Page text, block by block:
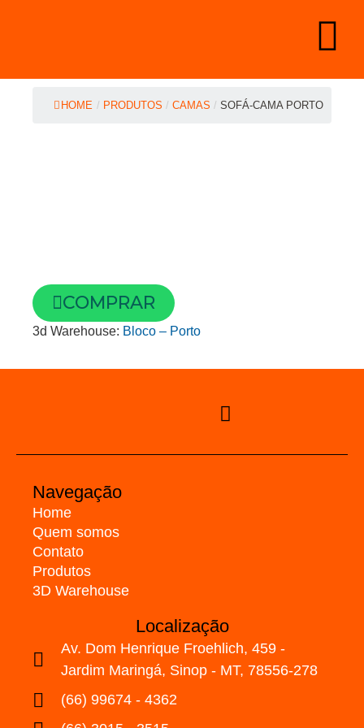
HOME / PRODUTOS / CAMAS / SOFÁ-CAMA PORTO
COMPRAR
3d Warehouse: Bloco – Porto
Navegação
Home
Quem somos
Contato
Produtos
3D Warehouse
Localização
Av. Dom Henrique Froehlich, 459 -
Jardim Maringá, Sinop - MT, 78556-278
(66) 99674 - 4362